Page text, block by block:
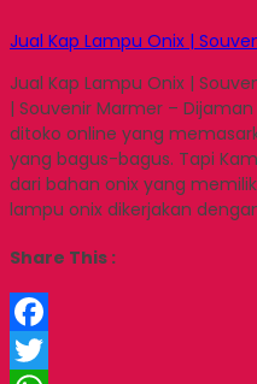
Jual Kap Lampu Onix |
Jual Kap Lampu Onix |
| Souvenir Marmer –
ditoko online yang
yang bagus-bagus. Tapi
dari bahan onix yang
lampu onix dikerjakan
Share This :
Facebook